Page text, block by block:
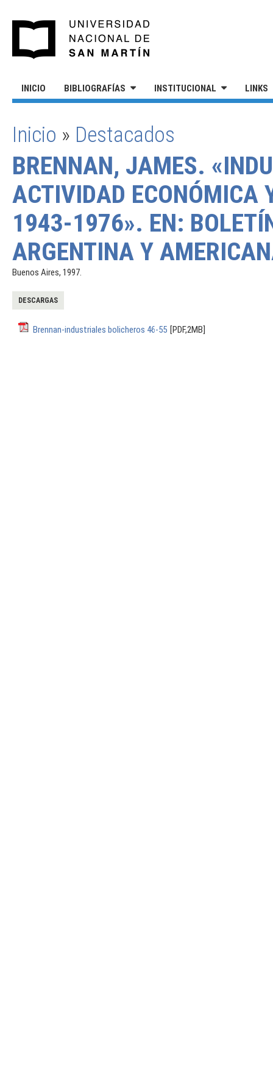
INICIO BIBLIOGRAFÍAS INSTITUCIONAL LINKS
SE ENCUENTRA USTED AQUÍ
Inicio » Destacados
BRENNAN, JAMES.
ACTIVIDAD
1943-1976». EN:
ARGENTINA Y
Buenos Aires, 1997.
DESCARGAS
Brennan-industriales bolicheros 46-55 [PDF,2MB]